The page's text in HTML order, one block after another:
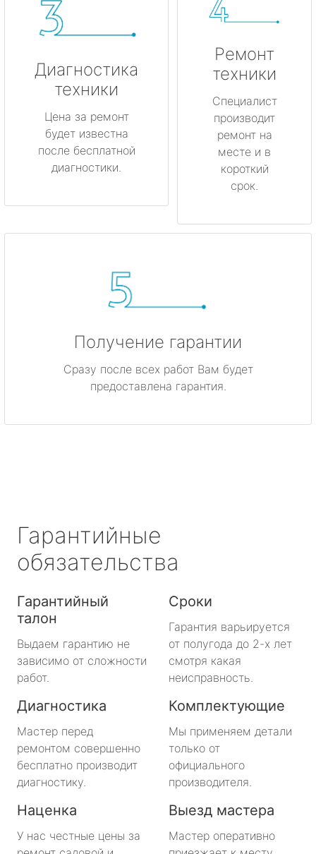
Диагностика
техники
Цена за ремонт
будет известна
после бесплатной
диагностики.
Ремонт
техники
Специалист
производит
ремонт на
месте и в
короткий
срок.
Получение гарантии
Сразу после всех работ Вам будет
предоставлена гарантия.
Гарантийные
обязательства
Гарантийный
талон
Выдаем гарантию не
зависимо от сложности
работ.
Сроки
Гарантия варьируется
от полугода до 2-х лет
смотря какая
неисправность.
Диагностика
Мастер перед
ремонтом совершенно
бесплатно производит
диагностику.
Комплектующие
Мы применяем детали
только от
официального
производителя.
Наценка
У нас честные цены за
Выезд мастера
Мастер оперативно